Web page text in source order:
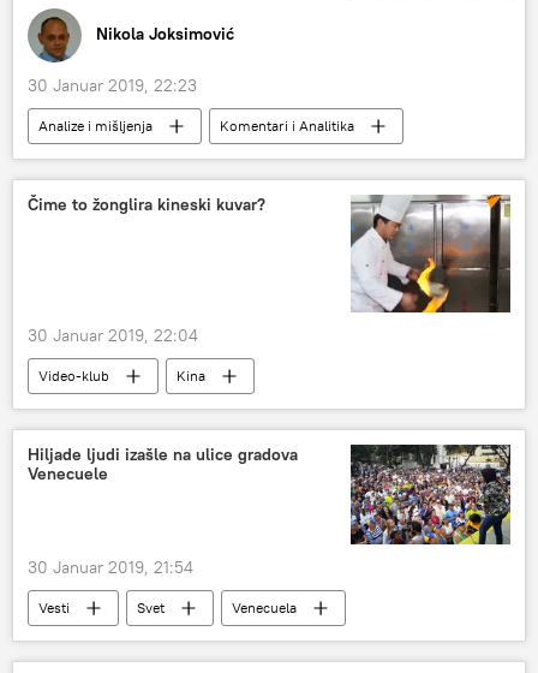
Nikola Joksimović
30 Januar 2019, 22:23
Analize i mišljenja
Komentari i Analitika
Srbija
Hag
Dik Marti
Ramuš Haradinaj
Branislav Tapušković
Haški tribunal
Univerzitet Ilinois
uništavanje dokaza u Haškom tribunalu
promena
sistem
uništavanje
haški sud
masakr
dokazi
prikrivanje
uobičajeno
jedini krivci
epoha
Bosna i Hercegovina (BiH)
Čime to žonglira kineski kuvar?
30 Januar 2019, 22:04
Video-klub Kina
Hiljade ljudi izašle na ulice gradova
Venecuele
30 Januar 2019, 21:54
Vesti Svet Venecuela